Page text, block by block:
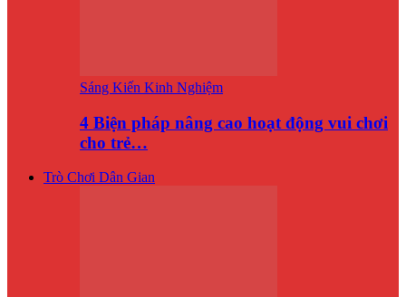
Sáng Kiến Kinh Nghiệm
4 Biện pháp nâng cao hoạt động vui chơi
cho trẻ…
Trò Chơi Dân Gian